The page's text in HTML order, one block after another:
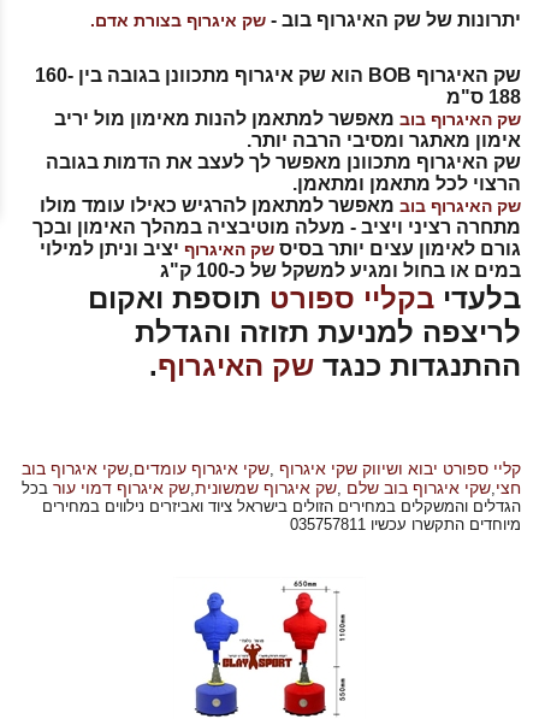
יתרונות של שק האיגרוף בוב - שק איגרוף בצורת אדם.
שק האיגרוף BOB הוא שק איגרוף מתכוונן בגובה בין 160-
188 ס"מ
שק האיגרוף בוב מאפשר למתאמן להנות מאימון מול יריב
אימון מאתגר ומסיבי הרבה יותר.
שק האיגרוף מתכוונן מאפשר לך לעצב את הדמות בגובה
הרצוי לכל מתאמן ומתאמן.
שק האיגרוף בוב מאפשר למתאמן להרגיש כאילו עומד מולו
מתחרה רציני ויציב - מעלה מוטיבציה במהלך האימון ובכך
גורם לאימון עצים יותר בסיס שק האיגרוף יציב וניתן למילוי
במים או בחול ומגיע למשקל של כ-100 ק"ג
בלעדי בקליי ספורט תוספת ואקום
לריצפה למניעת תזוזה והגדלת
ההתנגדות כנגד שק האיגרוף.
קליי ספורט יבוא ושיווק שקי איגרוף שקי איגרוף עומדים שקי איגרוף בוב
חצי שקי איגרוף בוב שלם שק איגרוף שמשונית שק איגרוף דמוי עור בכל
הגדלים והמשקלים במחירים הזולים בישראל ציוד ואביזרים נילווים במחירים
מיוחדים התקשרו עכשיו 035757811